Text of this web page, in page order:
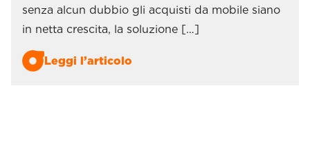
senza alcun dubbio gli acquisti da mobile siano
in netta crescita, la soluzione […]
Leggi l’articolo